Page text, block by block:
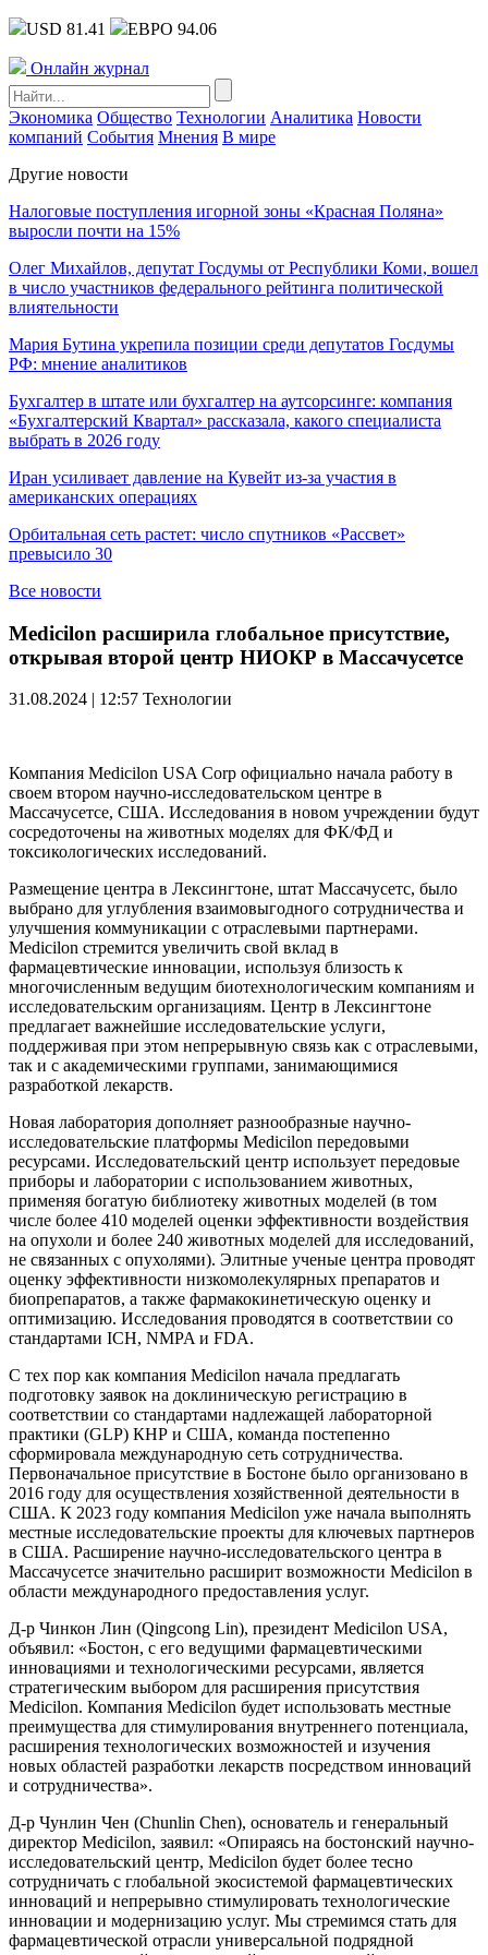
USD 81.41 ЕВРО 94.06
Онлайн журнал
Экономика Общество Технологии Аналитика Новости
компаний События Мнения В мире
Другие новости
Налоговые поступления игорной зоны «Красная Поляна»
выросли почти на 15%
Олег Михайлов, депутат Госдумы от Республики Коми, вошел
в число участников федерального рейтинга политической
влиятельности
Мария Бутина укрепила позиции среди депутатов Госдумы
РФ: мнение аналитиков
Бухгалтер в штате или бухгалтер на аутсорсинге: компания
«Бухгалтерский Квартал» рассказала, какого специалиста
выбрать в 2026 году
Иран усиливает давление на Кувейт из-за участия в
американских операциях
Орбитальная сеть растет: число спутников «Рассвет»
превысило 30
Все новости
Medicilon расширила глобальное присутствие,
открывая второй центр НИОКР в Массачусетсе
31.08.2024 | 12:57 Технологии
Компания Medicilon USA Corp официально начала работу в
своем втором научно-исследовательском центре в
Массачусетсе, США. Исследования в новом учреждении будут
сосредоточены на животных моделях для ФК/ФД и
токсикологических исследований.
Размещение центра в Лексингтоне, штат Массачусетс, было
выбрано для углубления взаимовыгодного сотрудничества и
улучшения коммуникации с отраслевыми партнерами.
Medicilon стремится увеличить свой вклад в
фармацевтические инновации, используя близость к
многочисленным ведущим биотехнологическим компаниям и
исследовательским организациям. Центр в Лексингтоне
предлагает важнейшие исследовательские услуги,
поддерживая при этом непрерывную связь как с отраслевыми,
так и с академическими группами, занимающимися
разработкой лекарств.
Новая лаборатория дополняет разнообразные научно-
исследовательские платформы Medicilon передовыми
ресурсами. Исследовательский центр использует передовые
приборы и лаборатории с использованием животных,
применяя богатую библиотеку животных моделей (в том
числе более 410 моделей оценки эффективности воздействия
на опухоли и более 240 животных моделей для исследований,
не связанных с опухолями). Элитные ученые центра проводят
оценку эффективности низкомолекулярных препаратов и
биопрепаратов, а также фармакокинетическую оценку и
оптимизацию. Исследования проводятся в соответствии со
стандартами ICH, NMPA и FDA.
С тех пор как компания Medicilon начала предлагать
подготовку заявок на доклиническую регистрацию в
соответствии со стандартами надлежащей лабораторной
практики (GLP) КНР и США, команда постепенно
сформировала международную сеть сотрудничества.
Первоначальное присутствие в Бостоне было организовано в
2016 году для осуществления хозяйственной деятельности в
США. К 2023 году компания Medicilon уже начала выполнять
местные исследовательские проекты для ключевых партнеров
в США. Расширение научно-исследовательского центра в
Массачусетсе значительно расширит возможности Medicilon в
области международного предоставления услуг.
Д-р Чинкон Лин (Qingcong Lin), президент Medicilon USA,
объявил: «Бостон, с его ведущими фармацевтическими
инновациями и технологическими ресурсами, является
стратегическим выбором для расширения присутствия
Medicilon. Компания Medicilon будет использовать местные
преимущества для стимулирования внутреннего потенциала,
расширения технологических возможностей и изучения
новых областей разработки лекарств посредством инноваций
и сотрудничества».
Д-р Чунлин Чен (Chunlin Chen), основатель и генеральный
директор Medicilon, заявил: «Опираясь на бостонский научно-
исследовательский центр, Medicilon будет более тесно
сотрудничать с глобальной экосистемой фармацевтических
инноваций и непрерывно стимулировать технологические
инновации и модернизацию услуг. Мы стремимся стать для
фармацевтической отрасли универсальной подрядной